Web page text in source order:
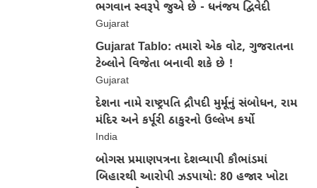
ભગવાન સ્વરૂપે જુએ છે - ધનંજય દ્વિવેદી
Gujarat
Gujarat Tablo: તમારો એક વોટ, ગુજરાતના
ટેબ્લોને વિજેતા બનાવી શકે છે !
Gujarat
દેશના નામે રાષ્ટ્રપતિ દ્રૌપદી મુર્મૂનું સંબોધન, રામ
મંદિર અને કર્પૂરી ઠાકુરનો ઉલ્લેખ કર્યો
India
બોગસ પ્રમાણપત્રના દેશવ્યાપી કૌભાંડમાં
બિહારથી આરોપી ઝડપાયો: 80 હજાર ખોટા